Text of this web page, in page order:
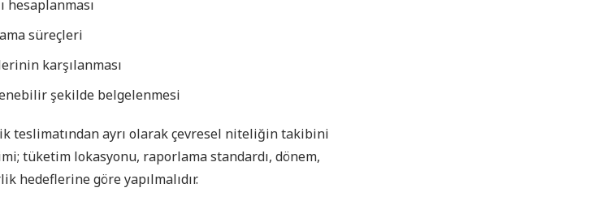
hesaplanması
süreçleri
karşılanması
şekilde belgelenmesi
teslimatından ayrı olarak çevresel niteliğin takibini
tüketim lokasyonu, raporlama standardı, dönem,
göre yapılmalıdır.